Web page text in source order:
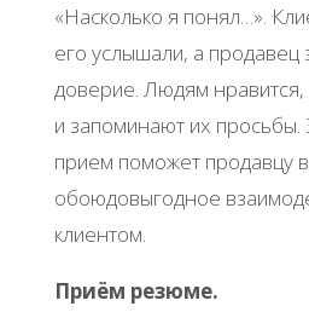
«Насколько я понял…».
его услышали, а продавец
доверие. Людям нравится,
и запоминают их просьбы.
прием поможет продавцу
обоюдовыгодное
клиентом.
Приём резюме.